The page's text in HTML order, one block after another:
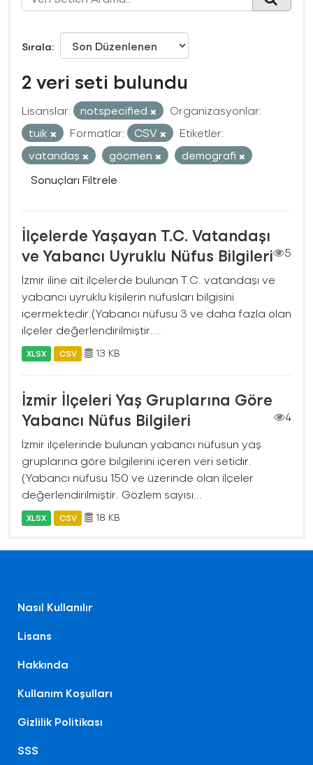
Sırala
2 veri seti bulundu
Lisanslar: notspecified
Organizasyonlar:
tuik
Formatlar: CSV
Etiketler:
vatandaş
göçmen
demografi
Sonuçları Filtrele
İlçelerde Yaşayan T.C. Vatandaşı
ve Yabancı Uyruklu Nüfus Bilgileri
5
İzmir iline ait ilçelerde bulunan T.C. vatandaşı ve
yabancı uyruklu kişilerin nüfusları bilgisini
içermektedir.(Yabancı nüfusu 3 ve daha fazla olan
ilçeler değerlendirilmiştir....
XLSX CSV 13 KB
İzmir İlçeleri Yaş Gruplarına Göre
Yabancı Nüfus Bilgileri
4
İzmir ilçelerinde bulunan yabancı nüfusun yaş
gruplarına göre bilgilerini içeren veri setidir.
(Yabancı nüfusu 150 ve üzerinde olan ilçeler
değerlendirilmiştir. Gözlem sayısı...
XLSX CSV 18 KB
Nasıl Kullanılır
Lisans
Hakkında
Kullanım Koşulları
Gizlilik Politikası
SSS